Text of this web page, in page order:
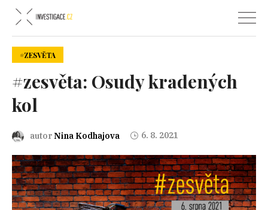
#ZESVĚTA
#zesvěta: Osudy kradených
kol
autorNina Kodhajova 6. 8. 2021